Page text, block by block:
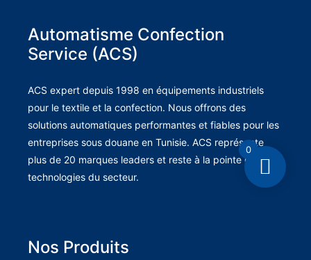
Automatisme Confection
Service (ACS)
ACS expert depuis 1998 en équipements industriels
pour le textile et la confection. Nous offrons des
solutions automatiques performantes et fiables pour les
entreprises sous douane en Tunisie. ACS représente
plus de 20 marques leaders et reste à la pointe des
technologies du secteur.
Nos Produits
0